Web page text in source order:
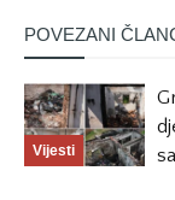
POVEZANI
Vijesti